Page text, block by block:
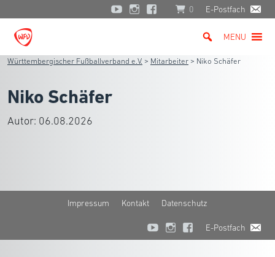
0 E-Postfach
MENU
Württembergischer Fußballverband e.V. > Mitarbeiter > Niko Schäfer
Niko Schäfer
Autor: 06.08.2026
Impressum Kontakt Datenschutz
E-Postfach